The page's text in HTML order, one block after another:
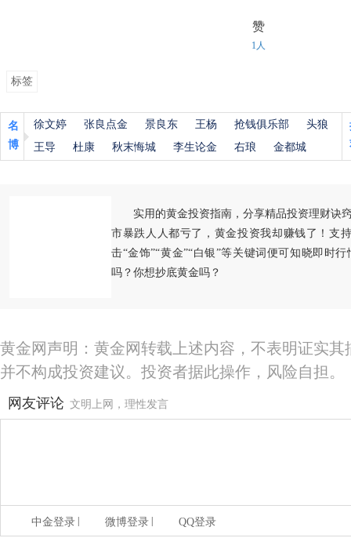
赞
1人
标签
名
博
徐文婷 张良点金 景良东 王杨 抢钱俱乐部
头狼
王导
杜康 秋末悔城 李生论金 右琅 金都城
实用的黄金投资指南，分享精品投资理财诀
市暴跌人人都亏了，黄金投资我却赚钱了！支
击“金饰”“黄金”“白银”等关键词便可知晓即时
吗？你想抄底黄金吗？
黄金网声明：黄金网转载上述内容，不表明证实
并不构成投资建议。投资者据此操作，风险自担。
网友评论 文明上网，理性发言
中金登录 微博登录 QQ登录